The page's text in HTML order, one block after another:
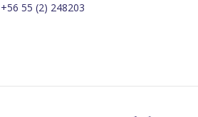
+56 55 (2) 248203